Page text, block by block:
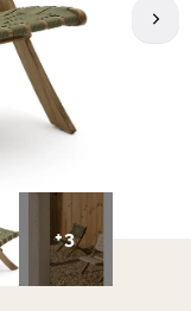
+3